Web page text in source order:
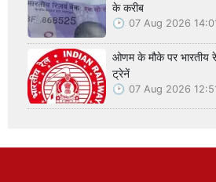
के करीब
07 Aug 2026
ओणम के मौके पर भारतीय
ट्रेनें
07 Aug 2026